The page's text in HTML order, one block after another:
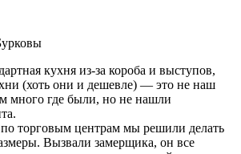
кухня из-за короба и выступов,
(хоть они и дешевле) — это не наш
много где были, но не нашли
торговым центрам мы решили делать
Вызвали замерщика, он все